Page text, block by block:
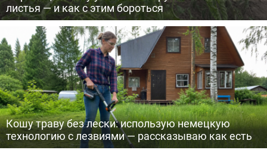
листья — и как с этим бороться
Кошу траву без лески: использую немецкую
технологию с лезвиями — рассказываю как есть